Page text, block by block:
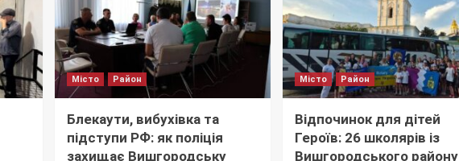
Місто Район
Блекаути, вибухівка та
підступи РФ: як поліція
захищає Вишгородську
Місто Район
Відпочинок для дітей
Героїв: 26 школярів із
Вишгородського району